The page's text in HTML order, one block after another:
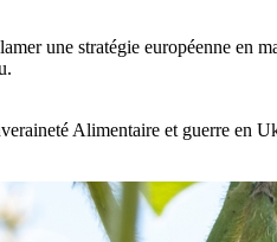
une stratégie européenne en
Alimentaire et guerre en